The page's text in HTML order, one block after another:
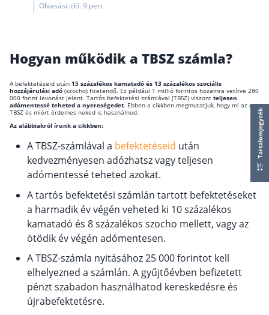
Nyugdíjbiztosítás vagy NYESZ? Melyik a jobb?
Önkéntes nyugdíjpénztár vagy
KATA Nyugdíj: így használd ki az
Nyugdíjbiztosítás kalkulátor
Nyugdíjbiztosítás hozamok
Nyugdíjbiztosítás költségek
Életbiztosítások
Balesetbiztosítás
Csoportos életbiztosítás
Kockázati életbiztosítás 🛡
Euróalapú megtakarításos életbiztosítás
Megtakarítással kombinált életbiztosítás
Olvasási idő: 9 perc
Hogyan működik a TBSZ számla?
A befektetéseid után 15 százalékos kamatadó és 13 százalékos szociális
hozzájárulási adó (szocho) fizetendő. Ez például 1 millió forintos hozamra vetítve 280
000 forint levonást jelent. Tartós befektetési számlával (TBSZ) viszont teljesen
adómentessé teheted a nyereségedet. Ebben a cikkben megmutatjuk, hogy mi az a
TBSZ és miért érdemes neked is használnod.
Az alábbiakról írunk a cikkben:
A TBSZ-számlával a befektetéseid után
kedvezményesen adózhatsz vagy teljesen
adómentessé teheted azokat.
A tartós befektetési számlán tartott befektetéseket
a harmadik év végén veheted ki 10 százalékos
kamatadó és 8 százalékos szocho mellett, vagy az
ötödik év végén adómentesen.
A TBSZ-számla nyitásához 25 000 forintot kell
elhelyezned a számlán. A gyűjtőévben befizetett
pénzt szabadon használhatod kereskedésre és
újrabefektetésre.
Tartalomjegyzék